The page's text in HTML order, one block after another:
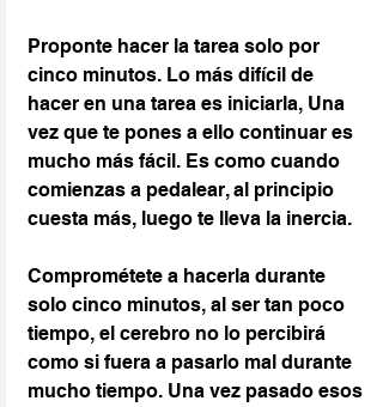
Proponte hacer la tarea solo por
cinco minutos. Lo más difícil de
hacer en una tarea es iniciarla, Una
vez que te pones a ello continuar es
mucho más fácil. Es como cuando
comienzas a pedalear, al principio
cuesta más, luego te lleva la inercia.
Comprométete a hacerla durante
solo cinco minutos, al ser tan poco
tiempo, el cerebro no lo percibirá
como si fuera a pasarlo mal durante
mucho tiempo. Una vez pasado esos